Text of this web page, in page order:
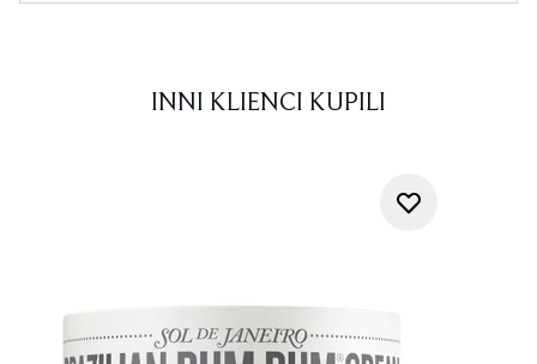
INNI KLIENCI KUPILI